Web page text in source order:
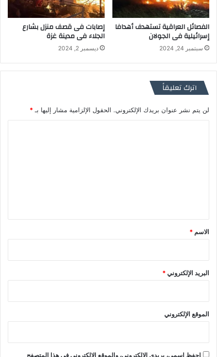
الفصائل العراقية تستهدف أهدافا
إسرائيلية فى الجولان
سبتمبر 24, 2024
إصابات فى قصف منزل بشارع
الجلاء فى مدينة غزة
ديسمبر 2, 2024
اترك تعليقاً
لن يتم نشر عنوان بريدك الإلكتروني. الحقول الإلزامية مشار إليها بـ *
*
الاسم *
البريد الإلكتروني*
الموقع الإلكتروني
احفظ اسمي، بريدي الإلكتروني، والموقع الإلكتروني في هذا المتصفح